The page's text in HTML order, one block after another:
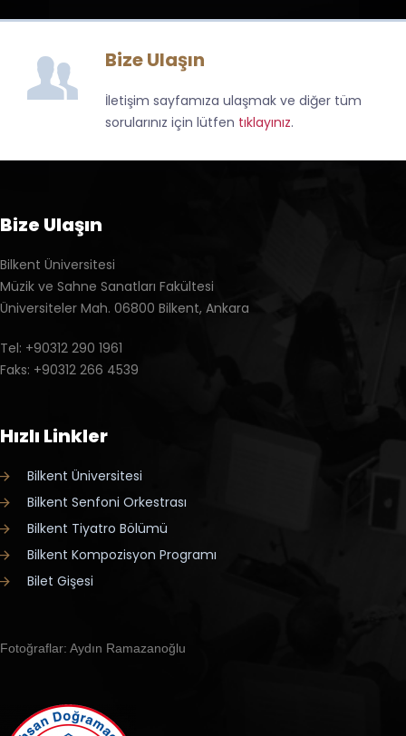
Bize Ulaşın
İletişim sayfamıza ulaşmak ve diğer tüm
sorularınız için lütfen tıklayınız.
Bize Ulaşın
Bilkent Üniversitesi
Müzik ve Sahne Sanatları Fakültesi
Üniversiteler Mah. 06800 Bilkent, Ankara
Tel: +90312 290 1961
Faks: +90312 266 4539
Hızlı Linkler
Bilkent Üniversitesi
Bilkent Senfoni Orkestrası
Bilkent Tiyatro Bölümü
Bilkent Kompozisyon Programı
Bilet Gişesi
Fotoğraflar: Aydın Ramazanoğlu